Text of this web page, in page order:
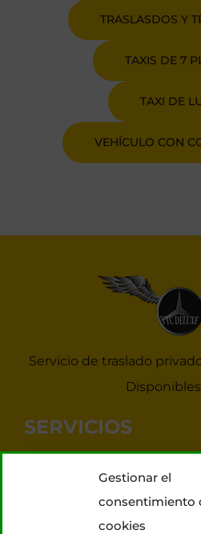
Gestionar el
consentimiento
cookies
TRASLASDOS Y
TAXIS DE 7
TAXI DE
VEHÍCULO CON
Servicio de traslado
SERVICIOS
Taxi 7 plazas para grupos
Transporte VIP